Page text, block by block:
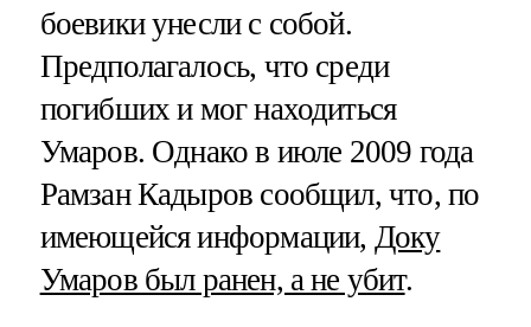
боевики унесли с собой.
Предполагалось, что среди
погибших и мог находиться
Умаров. Однако в июле 2009 года
Рамзан Кадыров сообщил, что, по
имеющейся информации, Доку
Умаров был ранен, а не убит.